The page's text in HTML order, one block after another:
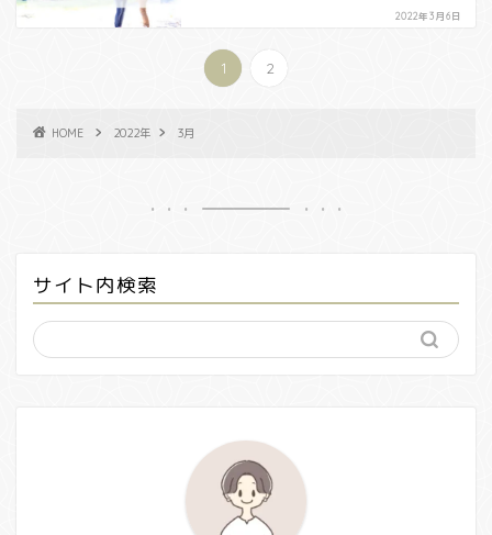
2022年3月6日
1 2
HOME 2022年 3月
サイト内検索